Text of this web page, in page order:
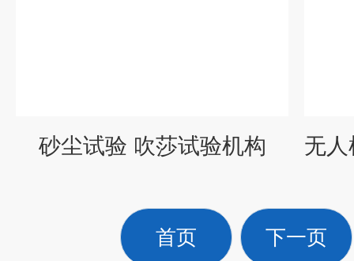
砂尘试验 吹莎试验机构
首页 下一页